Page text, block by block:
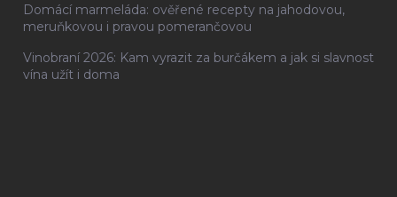
Domácí marmeláda: ověřené recepty na jahodovou,
meruňkovou i pravou pomerančovou
Vinobraní 2026: Kam vyrazit za burčákem a jak si slavnost
vína užít i doma